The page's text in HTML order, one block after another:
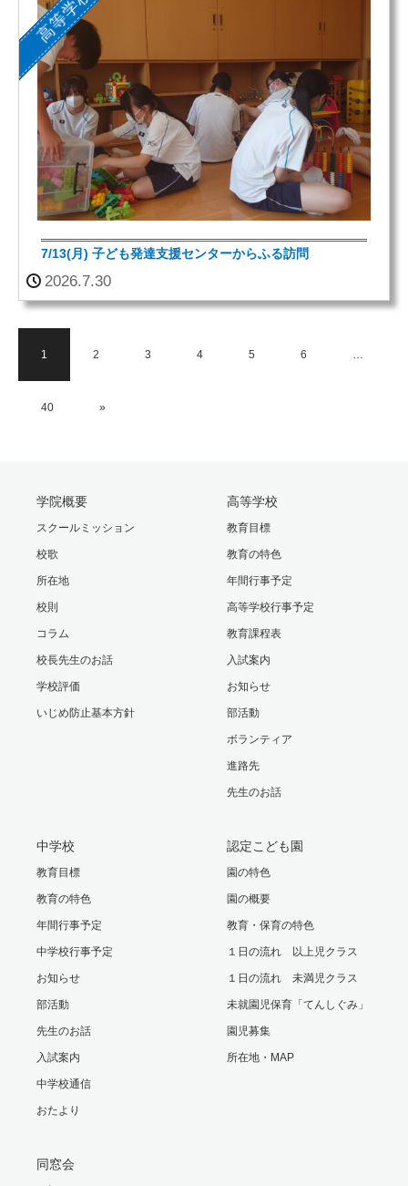
高等学校
7/13(月) 子ども発達支援センターからふる訪問
2026.7.30
1 2 3 4 5 6 …
40 »
学院概要
スクールミッション
校歌
所在地
校則
コラム
校長先生のお話
学校評価
いじめ防止基本方針
高等学校
教育目標
教育の特色
年間行事予定
高等学校行事予定
教育課程表
入試案内
お知らせ
部活動
ボランティア
進路先
先生のお話
中学校
教育目標
教育の特色
年間行事予定
中学校行事予定
お知らせ
部活動
先生のお話
入試案内
中学校通信
おたより
認定こども園
園の特色
園の概要
教育・保育の特色
１日の流れ 以上児クラス
１日の流れ 未満児クラス
未就園児保育「てんしぐみ」
園児募集
所在地・MAP
同窓会